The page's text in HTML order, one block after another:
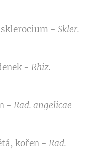
- Skler.
- Rhiz.
- Rad. angelicae
kořen - Rad.